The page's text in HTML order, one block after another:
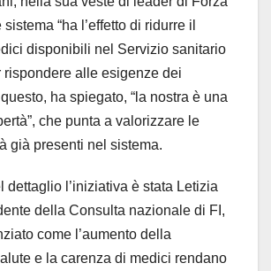
sistema “ha l’effetto di ridurre il
disponibili nel Servizio sanitario
rispondere alle esigenze dei
ha spiegato, “la nostra è una
che punta a valorizzare le
già presenti nel sistema.
dettaglio l’iniziativa è stata Letizia
della Consulta nazionale di FI,
come l’aumento della
e la carenza di medici rendano